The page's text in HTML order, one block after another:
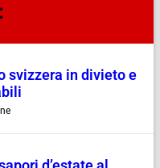
svizzera in divieto e